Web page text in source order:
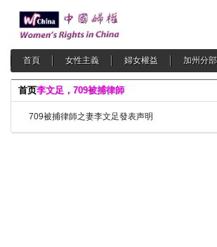
首頁 女性主義 婦女權益 加州分部
首页李文足，709被捕律師
709被捕律師之妻李文足發表声明